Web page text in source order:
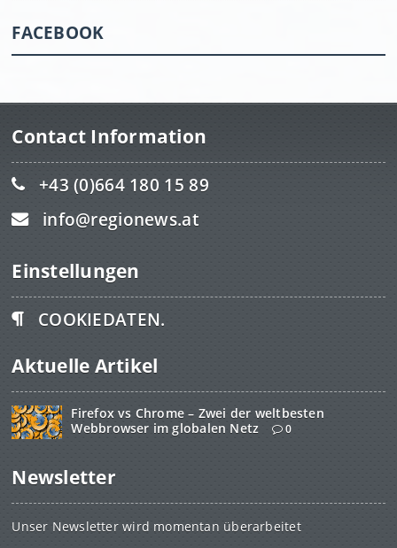
FACEBOOK
Contact Information
+43 (0)664 180 15 89
info@regionews.at
Einstellungen
COOKIEDATEN.
Aktuelle Artikel
Firefox vs Chrome – Zwei der weltbesten
Webbrowser im globalen Netz
0
Newsletter
Unser Newsletter wird momentan überarbeitet